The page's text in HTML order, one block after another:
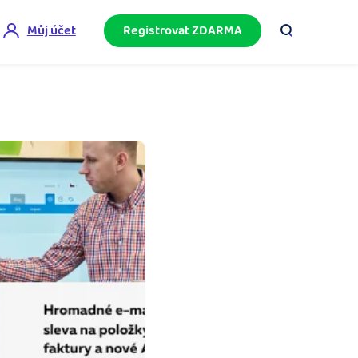
akademii.
Fakturační poradna
se komunity na fakturaci, daně či
Můj účet Registrovat ZDARMA